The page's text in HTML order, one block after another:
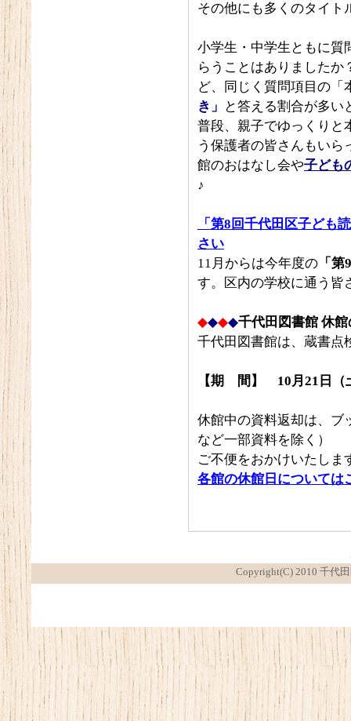
その他にも多くのタイト
小学生・中学生ともに質
らうことはありましたか
ど、同じく質問項目の「
き」
と答える割合が多い
普段、親子でゆっくりと
う保護者の皆さんもい
館のおはなし会や子ども
♪
「第8回千代田区子ども
さい
11月からは今年度の 「
す。区内の学校に通う皆
◆◆◆◆千代田図書館 休
千代田図書館は、蔵書点
【期 間】 10月21日（
休館中の資料返却は、ブ
など一部資料を除く）
ご不便をおかけいたしま
各館の休館日については
Copyright(C) 2010 千代